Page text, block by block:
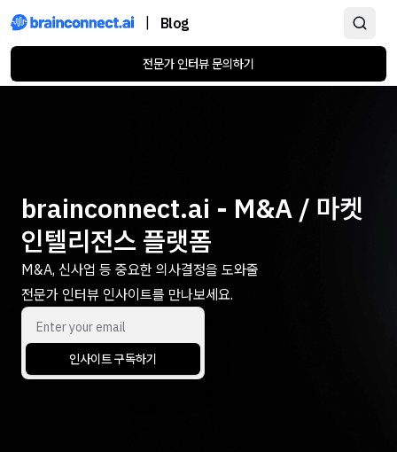
Blog
전문가 인터뷰 문의하기
brainconnect.ai - M&A / 마켓
인텔리전스 플랫폼
M&A, 신사업 등 중요한 의사결정을 도와줄
전문가 인터뷰 인사이트를 만나보세요.
인사이트 구독하기